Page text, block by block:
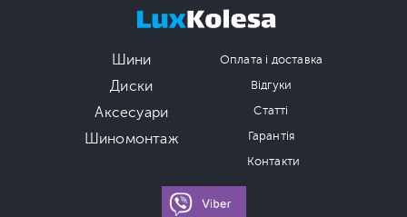
Шини
Диски
Аксесуари
Шиномонтаж
Оплата і доставка
Відгуки
Статті
Гарантія
Контакти